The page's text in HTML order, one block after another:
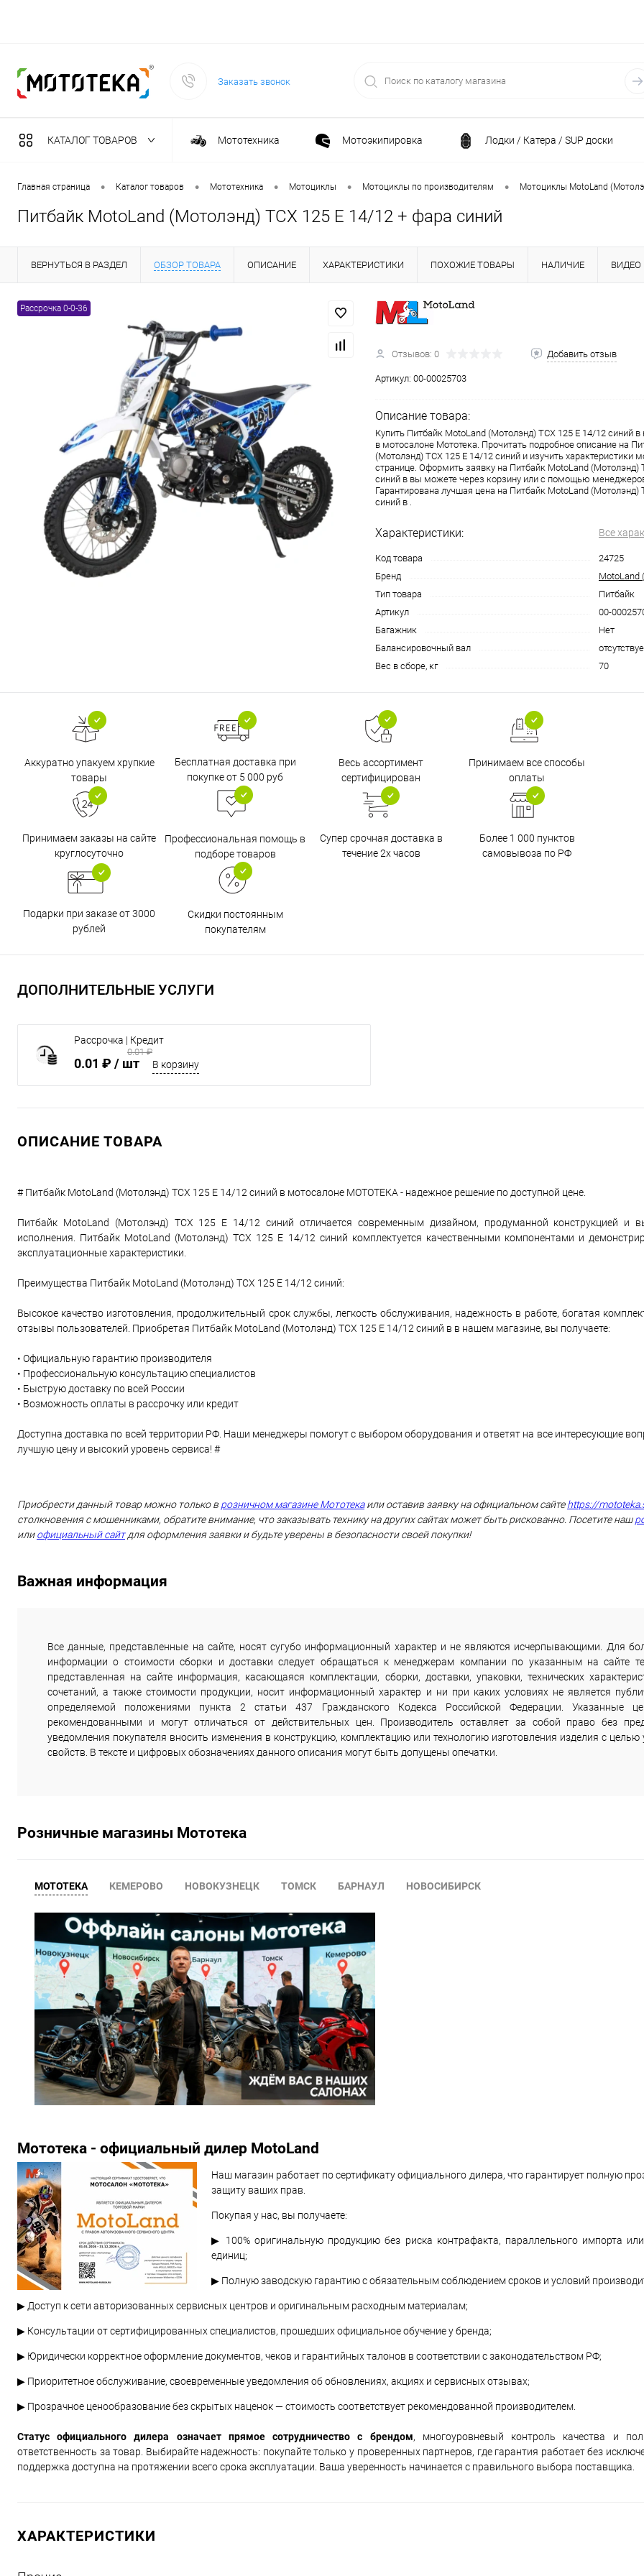
Заказать звонок
КАТАЛОГ ТОВАРОВ Мототехника Мотоэкипировка Лодки / Катера / SUP доски
Садовая техника Спортивные товары / Велосипеды / Самокаты
Масла и тех. жидкости Генераторы и электростанции
Инструмент Климатическая техника Принадлежности для
Сварочное оборудование Силовая техника
Запчасти Автотовары
Главная страница • Каталог товаров • Мототехника • Мотоциклы • Мотоциклы по производителям • Мотоциклы MotoLand
Питбайк MotoLand (Мотолэнд) TCX 125 E 14/12 + фара синий
ВЕРНУТЬСЯ В РАЗДЕЛ ОБЗОР ТОВАРА ОПИСАНИЕ ХАРАКТЕРИСТИКИ ПОХОЖИЕ ТОВАРЫ НАЛИЧИЕ ВИДЕО
Рассрочка 0-0-36
Отзывов: 0 Добавить отзыв
Артикул: 00-00025703
Описание товара:
Купить Питбайк MotoLand (Мотолэнд) TCX 125 E 14/12 синий
в мотосалоне Мототека. Прочитать подробное описание на
(Мотолэнд) TCX 125 E 14/12 синий и изучить характеристики
странице. Оформить заявку на Питбайк MotoLand (Мотолэнд)
синий в вы можете через корзину или с помощью
Гарантирована лучшая цена на Питбайк MotoLand (Мотолэнд)
синий в .
Характеристики: Все
Код товара
24725
Бренд
MotoLand
Тип товара
Питбайк
Артикул
00-
Багажник
Нет
Балансировочный вал
Вес в сборе, кг
70
Аккуратно упакуем хрупкие
товары
Бесплатная доставка при
покупке от 5 000 руб
Весь ассортимент
сертифицирован
Принимаем все способы
оплаты
Принимаем заказы на сайте
круглосуточно
Профессиональная помощь в
подборе товаров
Супер срочная доставка в
течение 2х часов
Более 1 000 пунктов
самовывоза по РФ
Подарки при заказе от 3000
рублей
Скидки постоянным
покупателям
ДОПОЛНИТЕЛЬНЫЕ УСЛУГИ
Рассрочка | Кредит
0.01 ₽ / шт
0.01 ₽
В корзину
ОПИСАНИЕ ТОВАРА
# Питбайк MotoLand (Мотолэнд) TCX 125 E 14/12 синий в мотосалоне МОТОТЕКА - надежное решение по доступной цене.
Питбайк MotoLand (Мотолэнд) TCX 125 E 14/12 синий отличается современным дизайном, продуманной конструкцией и
исполнения. Питбайк MotoLand (Мотолэнд) TCX 125 E 14/12 синий комплектуется качественными компонентами и
эксплуатационные характеристики.
Преимущества Питбайк MotoLand (Мотолэнд) TCX 125 E 14/12 синий:
Высокое качество изготовления, продолжительный срок службы, легкость обслуживания, надежность в работе, богатая
отзывы пользователей. Приобретая Питбайк MotoLand (Мотолэнд) TCX 125 E 14/12 синий в в нашем магазине, вы получаете:
• Официальную гарантию производителя
• Профессиональную консультацию специалистов
• Быструю доставку по всей России
• Возможность оплаты в рассрочку или кредит
Доступна доставка по всей территории РФ. Наши менеджеры помогут с выбором оборудования и ответят на все интересующие
лучшую цену и высокий уровень сервиса! #
Приобрести данный товар можно только врозничном магазине Мототекаили оставив заявку на официальном сайтеhttps://
столкновения с мошенниками, обратите внимание, что заказывать технику на других сайтах может быть рискованно. Посетите наш
илиофициальный сайтдля оформления заявки и будьте уверены в безопасности своей покупки!
Важная информация
Все данные, представленные на сайте, носят сугубо информационный характер и не являются исчерпывающими. Для
информации о стоимости сборки и доставки следует обращаться к менеджерам компании по указанным на сайте
представленная на сайте информация, касающаяся комплектации, сборки, доставки, упаковки, технических
сочетаний, а также стоимости продукции, носит информационный характер и ни при каких условиях не является
определяемой положениями пункта 2 статьи 437 Гражданского Кодекса Российской Федерации. Указанные
рекомендованными и могут отличаться от действительных цен. Производитель оставляет за собой право без
уведомления покупателя вносить изменения в конструкцию, комплектацию или технологию изготовления изделия с целью
свойств. В тексте и цифровых обозначениях данного описания могут быть допущены опечатки.
Розничные магазины Мототека
МОТОТЕКА КЕМЕРОВО НОВОКУЗНЕЦК ТОМСК БАРНАУЛ НОВОСИБИРСК
Мототека - официальный дилер MotoLand
Наш магазин работает по сертификату официального дилера, что гарантирует полную
защиту ваших прав.
Покупая у нас, вы получаете:
▶ 100% оригинальную продукцию без риска контрафакта, параллельного импорта
единиц;
▶ Полную заводскую гарантию с обязательным соблюдением сроков и условий
▶ Доступ к сети авторизованных сервисных центров и оригинальным расходным материалам;
▶ Консультации от сертифицированных специалистов, прошедших официальное обучение у бренда;
▶ Юридически корректное оформление документов, чеков и гарантийных талонов в соответствии с законодательством РФ;
▶ Приоритетное обслуживание, своевременные уведомления об обновлениях, акциях и сервисных отзывах;
▶ Прозрачное ценообразование без скрытых наценок — стоимость соответствует рекомендованной производителем.
Статус официального дилера означает прямое сотрудничество с брендом, многоуровневый контроль качества и
ответственность за товар. Выбирайте надежность: покупайте только у проверенных партнеров, где гарантия работает без
поддержка доступна на протяжении всего срока эксплуатации. Ваша уверенность начинается с правильного выбора поставщика.
ХАРАКТЕРИСТИКИ